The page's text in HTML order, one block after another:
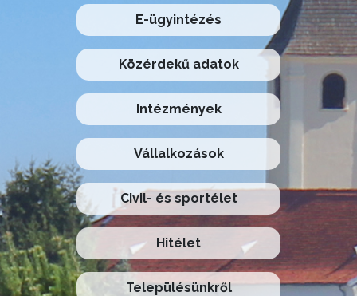
E-ügyintézés
Közérdekű adatok
Intézmények
Vállalkozások
Civil- és sportélet
Hitélet
Településünkről